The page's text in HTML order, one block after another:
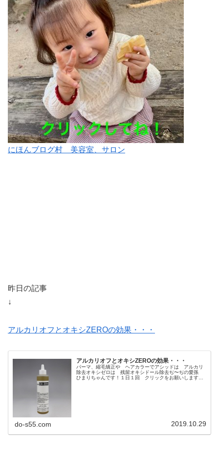
にほんブログ村 美容室、サロン
昨日の記事
↓
アルカリオフとオキシZEROの効果・・・
アルカリオフとオキシZEROの効果・・・
パーマ、縮毛矯正や ヘアカラーでアシッドは アルカリ
除去オキシゼロは 残留オキシドール除去ぢ〜ぢの愛孫
ひまりちゃんです！１日１回 クリックをお願いします♩↓
do-s55.com 2019.10.29